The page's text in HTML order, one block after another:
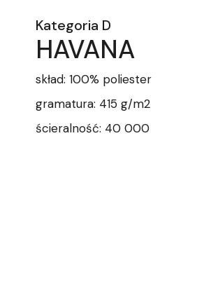
Kategoria D
HAVANA
skład: 100% poliester
gramatura: 415 g/m2
ścieralność: 40 000